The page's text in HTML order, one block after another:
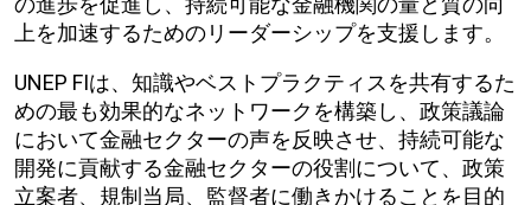
上を加速するためのリーダーシップを支援します。
UNEP FIは、知識やベストプラクティスを共有するた
めの最も効果的なネットワークを構築し、政策議論
において金融セクターの声を反映させ、持続可能な
開発に貢献する金融セクターの役割について、政策
立案者、規制当局、監督者に働きかけることを目的